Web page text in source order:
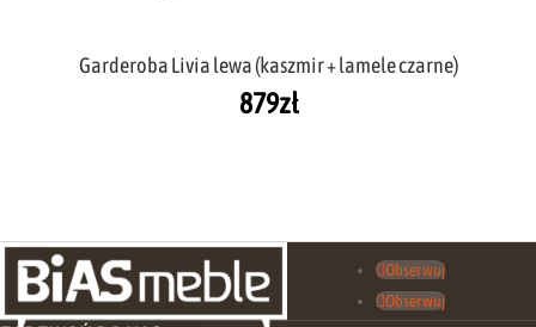
Garderoba Livia lewa (kaszmir + lamele czarne)
879zł
Obserwuj
Obserwuj